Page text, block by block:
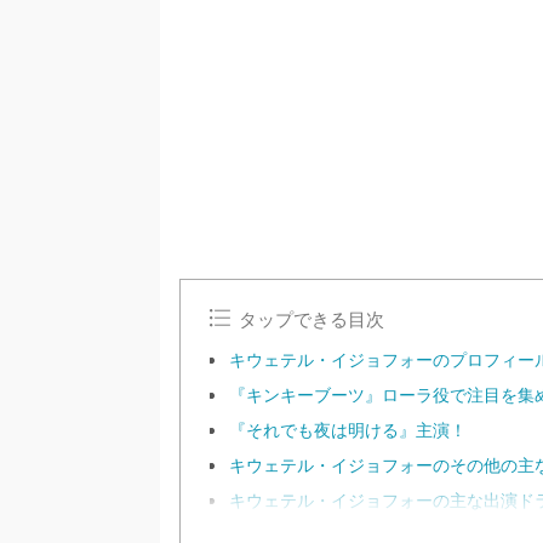
タップできる目次
キウェテル・イジョフォーのプロフィー
『キンキーブーツ』ローラ役で注目を集
『それでも夜は明ける』主演！
キウェテル・イジョフォーのその他の主
キウェテル・イジョフォーの主な出演ド